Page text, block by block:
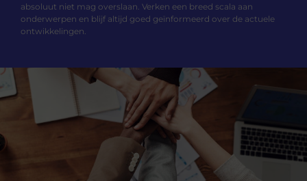
absoluut niet mag overslaan. Verken een breed scala aan
onderwerpen en blijf altijd goed geïnformeerd over de actuele
ontwikkelingen.